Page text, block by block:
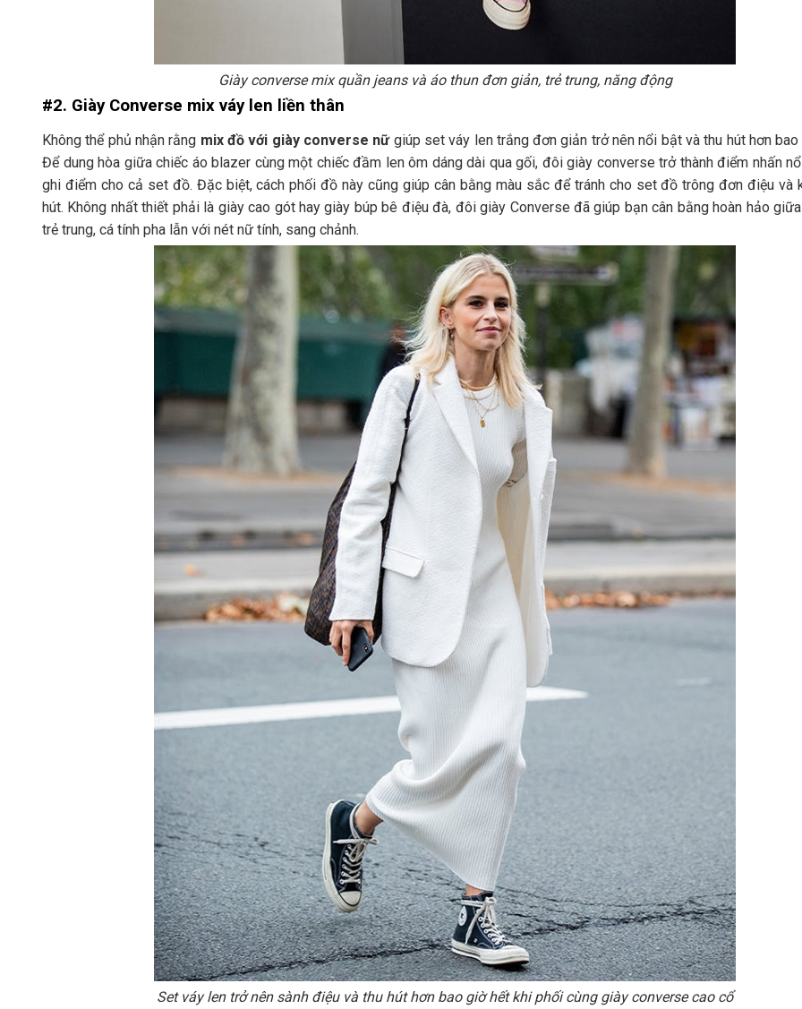
Giày converse mix quần jeans và áo thun đơn giản, trẻ trung, năng động
#2. Giày Converse mix váy len liền thân
Không thể phủ nhận rằng mix đồ với giày converse nữ giúp set váy len trắng đơn giản trở nên nổi bật và thu hút hơn bao
Để dung hòa giữa chiếc áo blazer cùng một chiếc đầm len ôm dáng dài qua gối, đôi giày converse trở thành điểm nhấn
ghi điểm cho cả set đồ. Đặc biệt, cách phối đồ này cũng giúp cân bằng màu sắc để tránh cho set đồ trông đơn điệu và
hút. Không nhất thiết phải là giày cao gót hay giày búp bê điệu đà, đôi giày Converse đã giúp bạn cân bằng hoàn hảo
trẻ trung, cá tính pha lẫn với nét nữ tính, sang chảnh.
Set váy len trở nên sành điệu và thu hút hơn bao giờ hết khi phối cùng giày converse cao cổ